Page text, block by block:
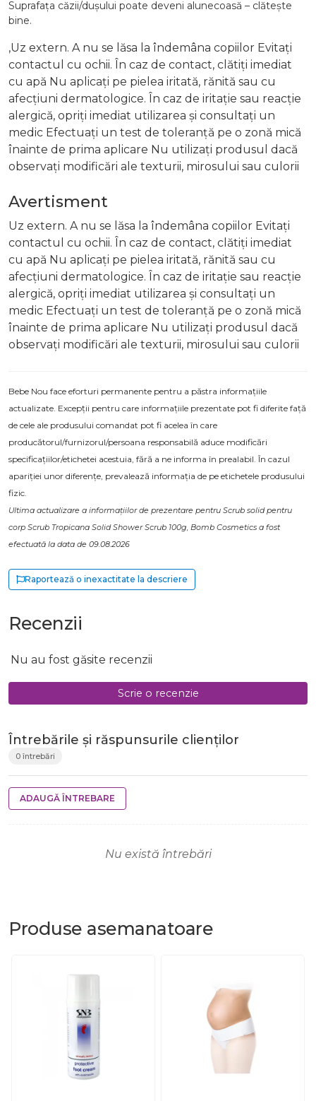
Suprafața căzii/dușului poate deveni alunecoasă – clătește
bine.
,Uz extern. A nu se lăsa la îndemâna copiilor Evitați
contactul cu ochii. În caz de contact, clătiți imediat
cu apă Nu aplicați pe pielea iritată, rănită sau cu
afecțiuni dermatologice. În caz de iritație sau reacție
alergică, opriți imediat utilizarea și consultați un
medic Efectuați un test de toleranță pe o zonă mică
înainte de prima aplicare Nu utilizați produsul dacă
observați modificări ale texturii, mirosului sau culorii
Avertisment
Uz extern. A nu se lăsa la îndemâna copiilor Evitați
contactul cu ochii. În caz de contact, clătiți imediat
cu apă Nu aplicați pe pielea iritată, rănită sau cu
afecțiuni dermatologice. În caz de iritație sau reacție
alergică, opriți imediat utilizarea și consultați un
medic Efectuați un test de toleranță pe o zonă mică
înainte de prima aplicare Nu utilizați produsul dacă
observați modificări ale texturii, mirosului sau culorii
Bebe Nou face eforturi permanente pentru a păstra informațiile
actualizate. Excepții pentru care informațiile prezentate pot fi diferite față
de cele ale produsului comandat pot fi acelea în care
producătorul/furnizorul/persoana responsabilă aduce modificări
specificațiilor/etichetei acestuia, fără a ne informa în prealabil. În cazul
apariției unor diferențe, prevalează informația de pe etichetele produsului
fizic.
Ultima actualizare a informațiilor de prezentare pentru Scrub solid pentru
corp Scrub Tropicana Solid Shower Scrub 100g, Bomb Cosmetics a fost
efectuată la data de 09.08.2026
Raportează o inexactitate la descriere
Recenzii
Nu au fost găsite recenzii
Scrie o recenzie
Întrebările și răspunsurile clienților
0 întrebări
ADAUGĂ ÎNTREBARE
Nu există întrebări
Produse asemanatoare